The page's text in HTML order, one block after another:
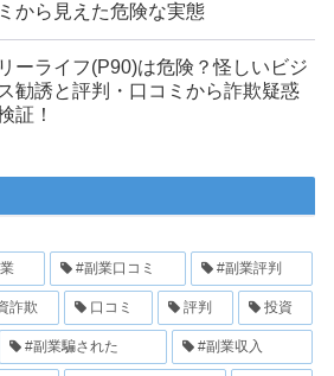
から見えた危険な実態
ーライフ(P90)は危険？怪しいビジ
勧誘と評判・口コミから詐欺疑惑
証！
#副業口コミ #副業評判
詐欺 口コミ 評判 投資
#副業騙された #副業収入